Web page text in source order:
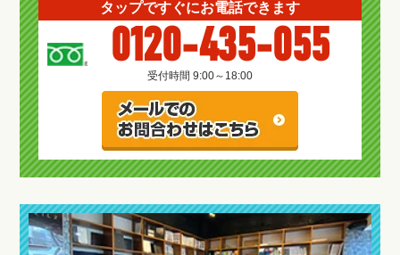
タップですぐにお電話できます
0120-435-055
受付時間 9:00～18:00